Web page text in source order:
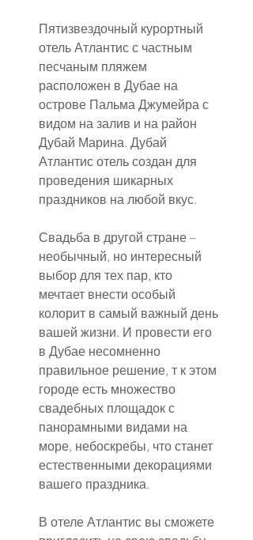
Пятизвездочный курортный
отель Атлантис с частным
песчаным пляжем
расположен в Дубае на
острове Пальма Джумейра с
видом на залив и на район
Дубай Марина. Дубай
Атлантис отель создан для
проведения шикарных
праздников на любой вкус.
Свадьба в другой стране –
необычный, но интересный
выбор для тех пар, кто
мечтает внести особый
колорит в самый важный день
вашей жизни. И провести его
в Дубае несомненно
правильное решение, т к этом
городе есть множество
свадебных площадок с
панорамными видами на
море, небоскребы, что станет
естественными декорациями
вашего праздника.
В отеле Атлантис вы сможете